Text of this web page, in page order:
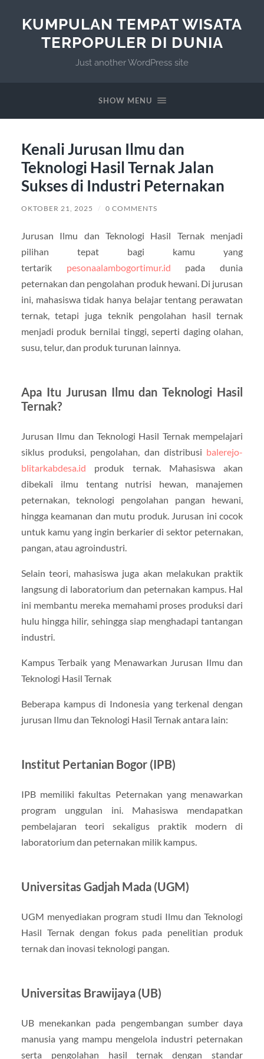
KUMPULAN TEMPAT WISATA
TERPOPULER DI DUNIA
Just another WordPress site
SHOW MENU
Kenali Jurusan Ilmu dan
Teknologi Hasil Ternak Jalan
Sukses di Industri Peternakan
OKTOBER 21, 2025 / 0 COMMENTS
Jurusan Ilmu dan Teknologi Hasil Ternak menjadi
pilihan tepat bagi kamu yang
tertarik pesonaalambogortimur.id pada dunia
peternakan dan pengolahan produk hewani. Di jurusan
ini, mahasiswa tidak hanya belajar tentang perawatan
ternak, tetapi juga teknik pengolahan hasil ternak
menjadi produk bernilai tinggi, seperti daging olahan,
susu, telur, dan produk turunan lainnya.
Apa Itu Jurusan Ilmu dan Teknologi Hasil
Ternak?
Jurusan Ilmu dan Teknologi Hasil Ternak mempelajari
siklus produksi, pengolahan, dan distribusi balerejo-
blitarkabdesa.id produk ternak. Mahasiswa akan
dibekali ilmu tentang nutrisi hewan, manajemen
peternakan, teknologi pengolahan pangan hewani,
hingga keamanan dan mutu produk. Jurusan ini cocok
untuk kamu yang ingin berkarier di sektor peternakan,
pangan, atau agroindustri.
Selain teori, mahasiswa juga akan melakukan praktik
langsung di laboratorium dan peternakan kampus. Hal
ini membantu mereka memahami proses produksi dari
hulu hingga hilir, sehingga siap menghadapi tantangan
industri.
Kampus Terbaik yang Menawarkan Jurusan Ilmu dan
Teknologi Hasil Ternak
Beberapa kampus di Indonesia yang terkenal dengan
jurusan Ilmu dan Teknologi Hasil Ternak antara lain:
Institut Pertanian Bogor (IPB)
IPB memiliki fakultas Peternakan yang menawarkan
program unggulan ini. Mahasiswa mendapatkan
pembelajaran teori sekaligus praktik modern di
laboratorium dan peternakan milik kampus.
Universitas Gadjah Mada (UGM)
UGM menyediakan program studi Ilmu dan Teknologi
Hasil Ternak dengan fokus pada penelitian produk
ternak dan inovasi teknologi pangan.
Universitas Brawijaya (UB)
UB menekankan pada pengembangan sumber daya
manusia yang mampu mengelola industri peternakan
serta pengolahan hasil ternak dengan standar